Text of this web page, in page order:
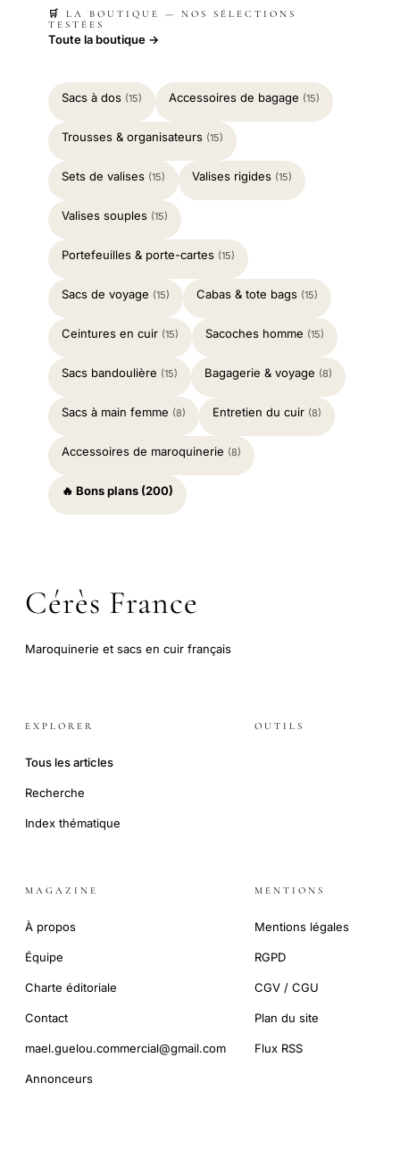
🛒 LA BOUTIQUE — NOS SÉLECTIONS
TESTÉES
Toute la boutique →
Sacs à dos (15) Accessoires de bagage (15)
Trousses & organisateurs (15)
Sets de valises (15) Valises rigides (15)
Valises souples (15)
Portefeuilles & porte-cartes (15)
Sacs de voyage (15) Cabas & tote bags (15)
Ceintures en cuir (15) Sacoches homme (15)
Sacs bandoulière (15) Bagagerie & voyage (8)
Sacs à main femme (8) Entretien du cuir (8)
Accessoires de maroquinerie (8)
🔥 Bons plans (200)
Cérès France
Maroquinerie et sacs en cuir français
EXPLORER
Tous les articles
Recherche
Index thématique
OUTILS
MAGAZINE
À propos
Équipe
Charte éditoriale
Contact
mael.guelou.commercial@gmail.com
Annonceurs
MENTIONS
Mentions légales
RGPD
CGV / CGU
Plan du site
Flux RSS